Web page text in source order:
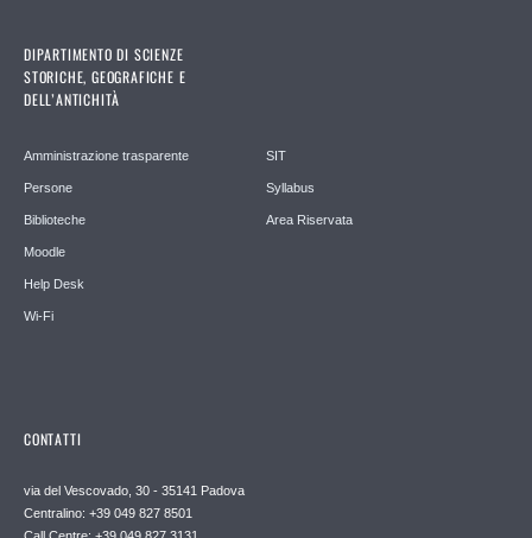
DIPARTIMENTO DI SCIENZE
STORICHE, GEOGRAFICHE E
DELL’ANTICHITÀ
Amministrazione trasparente
Persone
Biblioteche
Moodle
Help Desk
Wi-Fi
SIT
Syllabus
Area Riservata
CONTATTI
via del Vescovado, 30 - 35141 Padova
Centralino: +39 049 827 8501
Call Centre: +39 049 827 3131